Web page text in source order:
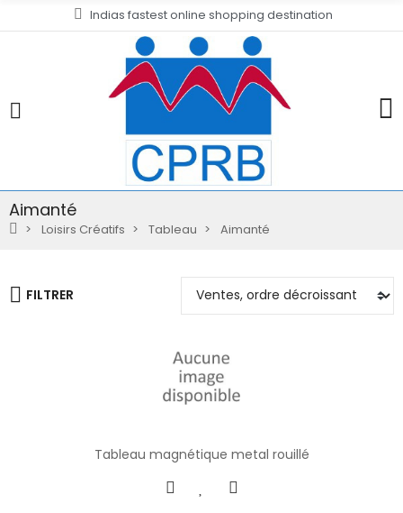
Indias fastest online shopping destination
Aimanté
Loisirs Créatifs Tableau Aimanté
FILTRER
Tableau magnétique metal rouillé